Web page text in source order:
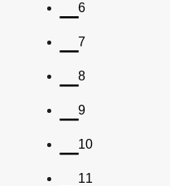
6
7
8
9
10
11